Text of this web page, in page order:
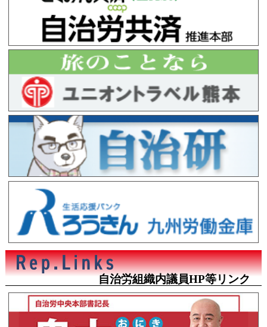
自治労組織内議員HP等リンク